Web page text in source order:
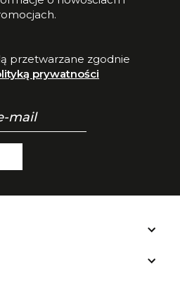
przetwarzane zgodnie
prywatności